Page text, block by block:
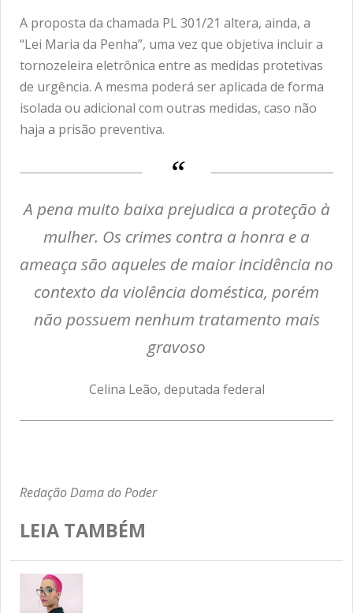
A proposta da chamada PL 301/21 altera, ainda, a
“Lei Maria da Penha”, uma vez que objetiva incluir a
tornozeleira eletrônica entre as medidas protetivas
de urgência. A mesma poderá ser aplicada de forma
isolada ou adicional com outras medidas, caso não
haja a prisão preventiva.
A pena muito baixa prejudica a proteção à
mulher. Os crimes contra a honra e a
ameaça são aqueles de maior incidência no
contexto da violência doméstica, porém
não possuem nenhum tratamento mais
gravoso
Celina Leão, deputada federal
Redação Dama do Poder
LEIA TAMBÉM